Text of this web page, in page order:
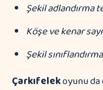
Şekil adlandırma
Köşe ve kenar
Şekil
Çarkıfelekoyunu